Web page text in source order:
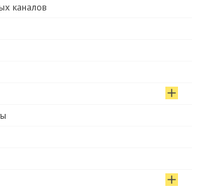
каналов